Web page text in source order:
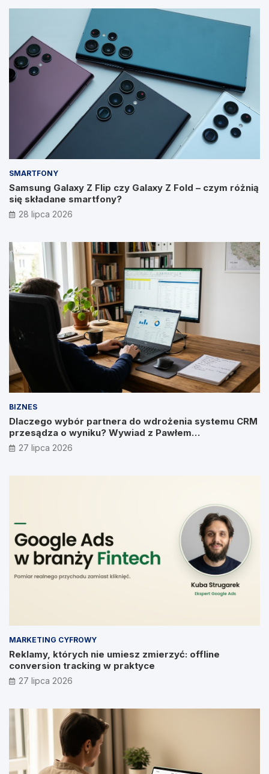
SMARTFONY
Samsung Galaxy Z Flip czy Galaxy Z Fold – czym różnią
się składane smartfony?
28 lipca 2026
BIZNES
Dlaczego wybór partnera do wdrożenia systemu CRM
przesądza o wyniku? Wywiad z Pawłem
Prymakowskim, CEO IT Vision
27 lipca 2026
MARKETING CYFROWY
Reklamy, których nie umiesz zmierzyć: offline
conversion tracking w praktyce
27 lipca 2026